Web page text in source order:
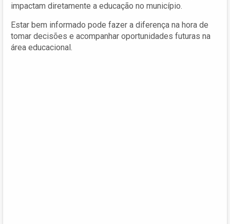
impactam diretamente a educação no município.
Estar bem informado pode fazer a diferença na hora de
tomar decisões e acompanhar oportunidades futuras na
área educacional.